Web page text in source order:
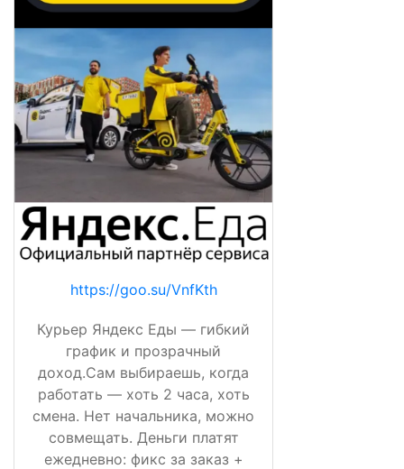
https://goo.su/VnfKth
Курьер Яндекс Еды — гибкий
график и прозрачный
доход.Сам выбираешь, когда
работать — хоть 2 часа, хоть
смена. Нет начальника, можно
совмещать. Деньги платят
ежедневно: фикс за заказ +